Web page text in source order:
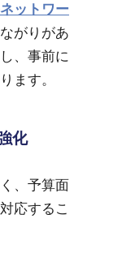
ットワー
がりがあ
、事前に
ます。
化
、予算面
応するこ